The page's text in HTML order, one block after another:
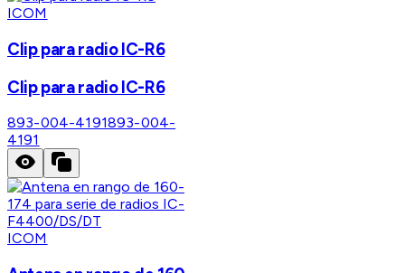
ICOM
Clip para radio IC-R6
Clip para radio IC-R6
893-004-4191893-004-
4191
ICOM